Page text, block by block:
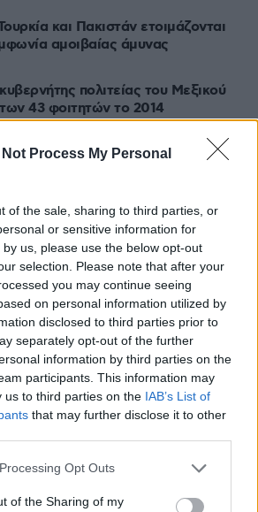
Not Process My Personal
of the sale, sharing to third parties, or
or sensitive information for
us, please use the below opt-out
selection. Please note that after your
you may continue seeing
on personal information utilized by
disclosed to third parties prior to
separately opt-out of the further
information by third parties on the
participants. This information may
us to third parties on the IAB’s List of
that may further disclose it to other
website/app uses one or more Google
or usage behaviour. You may click to
Opt Outs
of the Sharing of my
και Πακιστάν ετοιμάζονται
αμοιβαίας άμυνας
πολιτείας του Μεξικού
43 φοιτητών το 2014
σε επιθέσεις των Χούθι στη
εξάρα της Μπενφίκα στη Χαρτς και
offs του Europa League, δείτε τα